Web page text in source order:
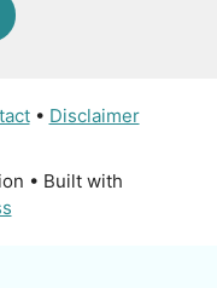
• Disclaimer
• Built with